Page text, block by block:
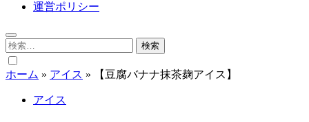
運営ポリシー
検
索:
ホーム » アイス » 【豆腐バナナ抹茶麹アイス】
アイス